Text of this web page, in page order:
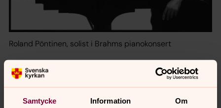
Samtycke Information Om
Roland Pöntinen, solist i Brahms pianokonsert
Förköp av konsertbiljetter